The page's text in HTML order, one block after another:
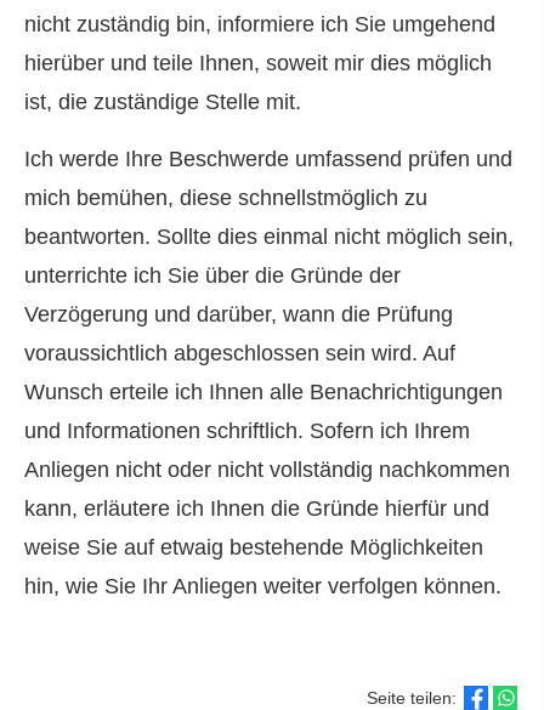
nicht zuständig bin, informiere ich Sie umgehend
hierüber und teile Ihnen, soweit mir dies möglich
ist, die zuständige Stelle mit.
Ich werde Ihre Beschwerde umfassend prüfen und
mich bemühen, diese schnellstmöglich zu
beantworten. Sollte dies einmal nicht möglich sein,
unterrichte ich Sie über die Gründe der
Verzögerung und darüber, wann die Prüfung
voraussichtlich abgeschlossen sein wird. Auf
Wunsch erteile ich Ihnen alle Benachrichtigungen
und Informationen schriftlich. Sofern ich Ihrem
Anliegen nicht oder nicht vollständig nachkommen
kann, erläutere ich Ihnen die Gründe hierfür und
weise Sie auf etwaig bestehende Möglichkeiten
hin, wie Sie Ihr Anliegen weiter verfolgen können.
Seite teilen: